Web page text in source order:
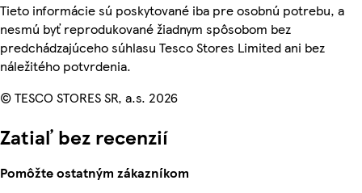
Tieto informácie sú poskytované iba pre osobnú potrebu, a
nesmú byť reprodukované žiadnym spôsobom bez
predchádzajúceho súhlasu Tesco Stores Limited ani bez
náležitého potvrdenia.
© TESCO STORES SR, a.s. 2026
Zatiaľ bez recenzií
Pomôžte ostatným zákazníkom